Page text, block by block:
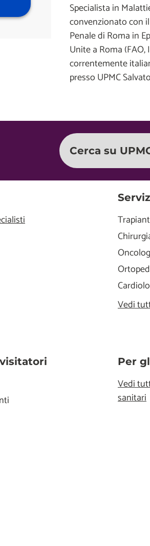
Specialista in
convenzionato con
Penale di Roma in
Unite a Roma (FAO,
correntemente
presso UPMC
Cerca su
Vedi
Per
Vedi
sanitari